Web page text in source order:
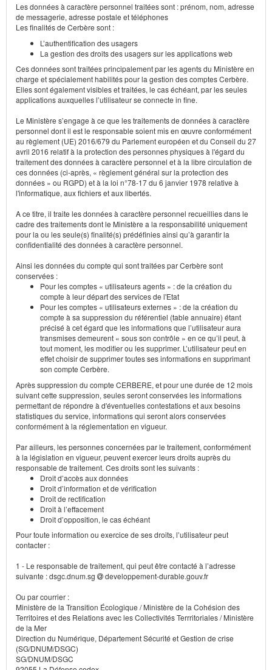
Les données à caractère personnel traitées sont : prénom, nom, adresse
de messagerie, adresse postale et téléphones
Les finalités de Cerbère sont :
L’authentification des usagers
La gestion des droits des usagers sur les applications web
Ces données sont traitées principalement par les agents du Ministère en
charge et spécialement habilités pour la gestion des comptes Cerbère.
Elles sont également visibles et traitées, le cas échéant, par les seules
applications auxquelles l’utilisateur se connecte in fine.
Le Ministère s’engage à ce que les traitements de données à caractère
personnel dont il est le responsable soient mis en œuvre conformément
au règlement (UE) 2016/679 du Parlement européen et du Conseil du 27
avril 2016 relatif à la protection des personnes physiques à l'égard du
traitement des données à caractère personnel et à la libre circulation de
ces données (ci-après, « règlement général sur la protection des
données » ou RGPD) et à la loi n°78-17 du 6 janvier 1978 relative à
l'informatique, aux fichiers et aux libertés.
A ce titre, il traite les données à caractère personnel recueillies dans le
cadre des traitements dont le Ministère a la responsabilité uniquement
pour la ou les seule(s) finalité(s) prédéfinies ainsi qu’à garantir la
confidentialité des données à caractère personnel.
Ainsi les données du compte qui sont traitées par Cerbère sont
conservées :
Pour les comptes « utilisateurs agents » : de la création du
compte à leur départ des services de l'Etat
Pour les comptes « utilisateurs externes » : de la création du
compte à sa suppression du référentiel (table annuaire) étant
précisé à cet égard que les informations que l’utilisateur aura
transmises demeurent « sous son contrôle » en ce qu’il peut, à
tout moment, les modifier ou les supprimer. L’utilisateur peut en
effet choisir de supprimer toutes ses informations en supprimant
son compte Cerbère.
Après suppression du compte CERBERE, et pour une durée de 12 mois
suivant cette suppression, seules seront conservées les informations
permettant de répondre à d'éventuelles contestations et aux besoins
statistiques du service, informations qui seront alors conservées
conformément à la réglementation en vigueur.
Par ailleurs, les personnes concernées par le traitement, conformément
à la législation en vigueur, peuvent exercer leurs droits auprès du
responsable de traitement. Ces droits sont les suivants :
Droit d’accès aux données
Droit d’information et de vérification
Droit de rectification
Droit à l’effacement
Droit d’opposition, le cas échéant
Pour toute information ou exercice de ses droits, l’utilisateur peut
contacter :
1 - Le responsable de traitement, qui peut être contacté à l’adresse
suivante : dsgc.dnum.sg
developpement-durable.gouv.fr
Ou par courrier :
Ministère de la Transition Écologique / Ministère de la Cohésion des
Territoires et des Relations avec les Collectivités Terrritoriales / Ministère
de la Mer
Direction du Numérique, Département Sécurité et Gestion de crise
(SG/DNUM/DSGC)
SG/DNUM/DSGC